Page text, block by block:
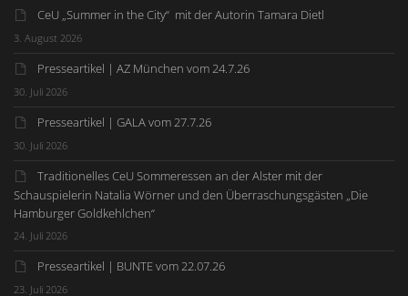
CeU „Summer in the City“ mit der Autorin Tamara Dietl
3. August 2026
Presseartikel | AZ München vom 24.7.26
30. Juli 2026
Presseartikel | GALA vom 27.7.26
30. Juli 2026
Traditionelles CeU Sommeressen an der Alster mit der
Schauspielerin Natalia Wörner und den Überraschungsgästen „Die
Hamburger Goldkehlchen“
24. Juli 2026
Presseartikel | BUNTE vom 22.07.26
23. Juli 2026